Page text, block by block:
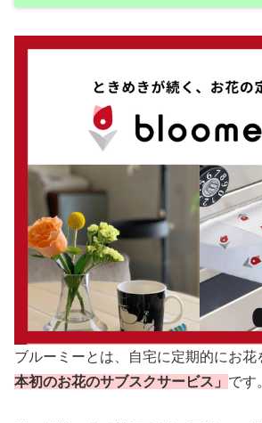
ブルーミーとは、自宅に定期的にお花
本初のお花のサブスクサービス」 です